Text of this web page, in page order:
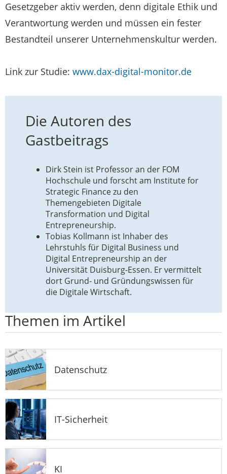
Gesetzgeber aktiv werden, denn digitale Ethik und
Verantwortung werden und müssen ein fester
Bestandteil unserer Unternehmenskultur werden.
Link zur Studie: www.dax-digital-monitor.de
Die Autoren des
Gastbeitrags
Dirk Stein ist Professor an der FOM
Hochschule und forscht am Institute for
Strategic Finance zu den
Themengebieten Digitale
Transformation und Digital
Entrepreneurship.
Tobias Kollmann ist Inhaber des
Lehrstuhls für Digital Business und
Digital Entrepreneurship an der
Universität Duisburg-Essen. Er vermittelt
dort Grund- und Gründungswissen für
die Digitale Wirtschaft.
Themen im Artikel
Datenschutz
IT-Sicherheit
KI